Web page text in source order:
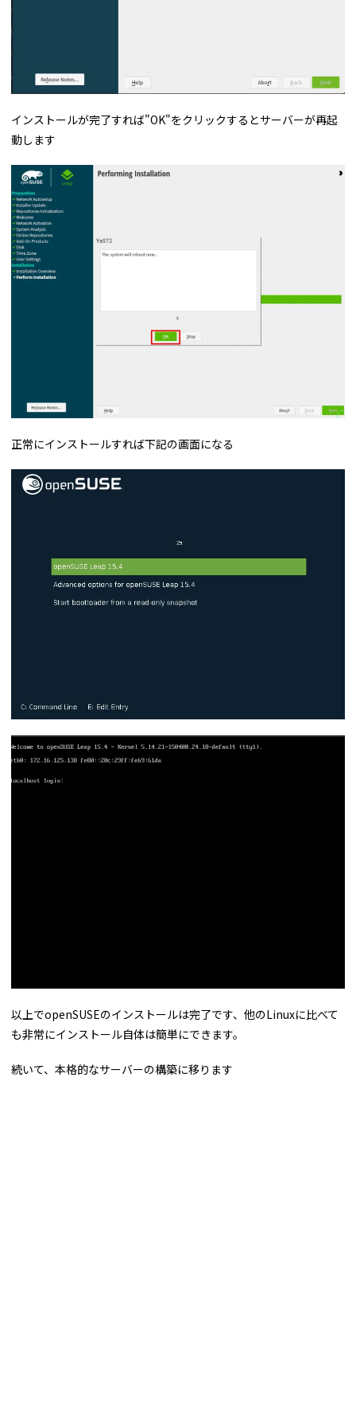
インストールが完了すれば"OK"をクリックするとサーバーが再起
動します
正常にインストールすれば下記の画面になる
以上でopenSUSEのインストールは完了です、他のLinuxに比べて
も非常にインストール自体は簡単にできます。
続いて、本格的なサーバーの構築に移ります